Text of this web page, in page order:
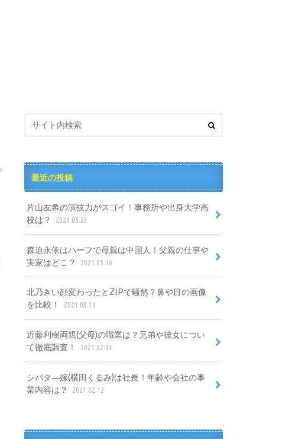
最近の投稿
片山友希の演技力がスゴイ！事務所や出身大学高
校は？
2021.05.23
森迫永依はハーフで母親は中国人！父親の仕事や
実家はどこ？
2021.05.16
北乃きい顔変わったとZIPで騒然？鼻や目の画像
を比較！
2021.03.19
近藤利樹両親(父母)の職業は？兄弟や彼女につい
て徹底調査！
2021.02.13
シバタ―嫁(横田くるみ)は社長！年齢や会社の事
業内容は？
2021.02.12